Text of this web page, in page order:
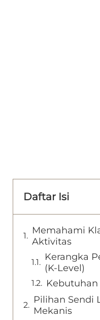
Daftar Isi
Memahami
Aktivitas
Kerangka
(K-Level)
Pilihan Sendi
Mekanis